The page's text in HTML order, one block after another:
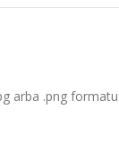
arba .png formatu.